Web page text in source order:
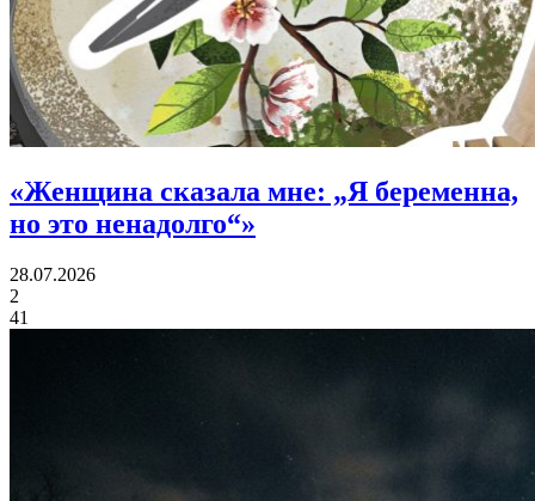
«Женщина сказала мне: „Я беременна,
но это ненадолго“»
28.07.2026
2
41